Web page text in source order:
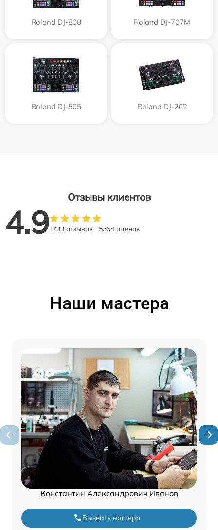
Roland DJ-808 Roland DJ-707M
Roland DJ-505 Roland DJ-202
Отзывы клиентов
4.91799 отзывов 5358 оценок
Наши мастера
Константин Александрович Иванов
Вызвать мастера